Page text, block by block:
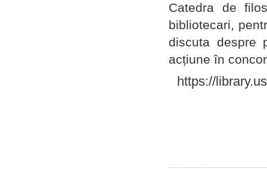
Catedra de
bibliotecari,
discuta despre
acțiune în
https://